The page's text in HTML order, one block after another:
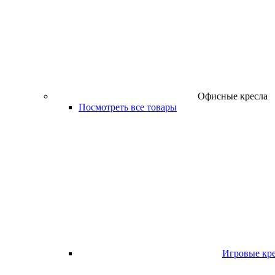
Офисные кресла
Посмотреть все товары
Игровые